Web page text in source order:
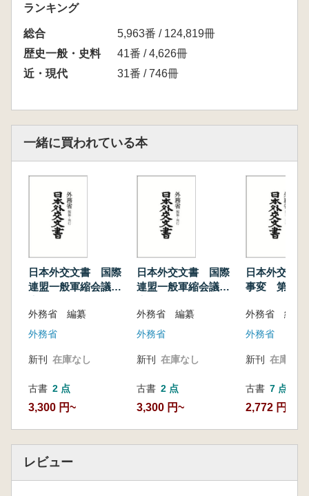
2 同 第二回会議報告書
3 同 第三回会議報告書
4 同 第四回会議報告書
5 同 第五回会議報告書
6 同 第六回会議報告書
ランキング
総合
5,963番 / 124,819冊
歴史一般・史料
41番 / 4,626冊
近・現代
31番 / 746冊
一緒に買われている本
日本外交文書 国際
連盟一般軍縮会議報
外務省 編纂
外務省
新刊 在庫なし
古書 2 点
3,300 円~
日本外交文書 国際
連盟一般軍縮会議報
外務省 編纂
外務省
新刊 在庫なし
古書 2 点
3,300 円~
日本外交文
事変 第2巻
外務省 編纂
外務省
新刊 在庫なし
古書 7 点
2,772 円~
レビュー